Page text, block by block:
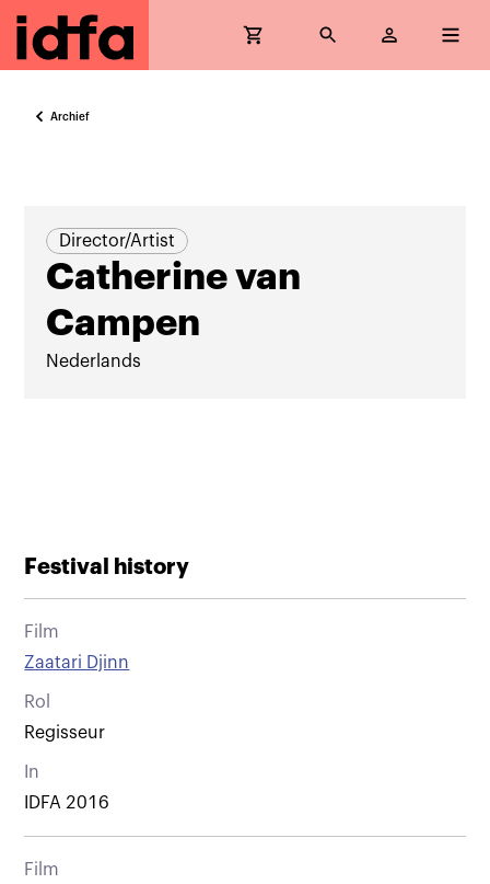
Archief
Director/Artist
Catherine van
Campen
Nederlands
Festival history
Film
Zaatari Djinn
Rol
Regisseur
In
IDFA 2016
Film